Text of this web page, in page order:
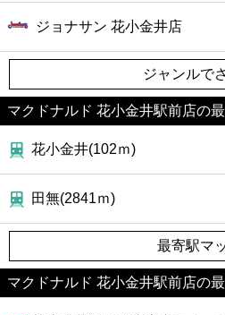
ジョナサン 花小金井店
ジャンルで
マクドナルド 花小金井駅前店の
花小金井(102ｍ)
田無(2841ｍ)
最寄駅マ
マクドナルド 花小金井駅前店の